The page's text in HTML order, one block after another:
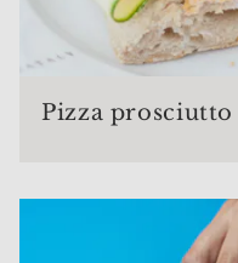
Pizza